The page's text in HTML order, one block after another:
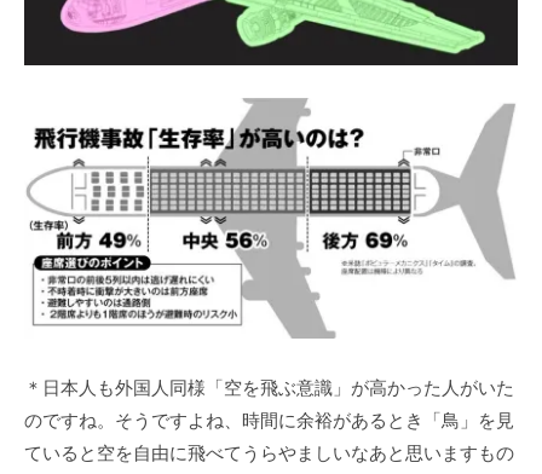
＊日本人も外国人同様「空を飛ぶ意識」が高かった人がいた
のですね。そうですよね、時間に余裕があるとき「鳥」を見
ていると空を自由に飛べてうらやましいなあと思いますもの